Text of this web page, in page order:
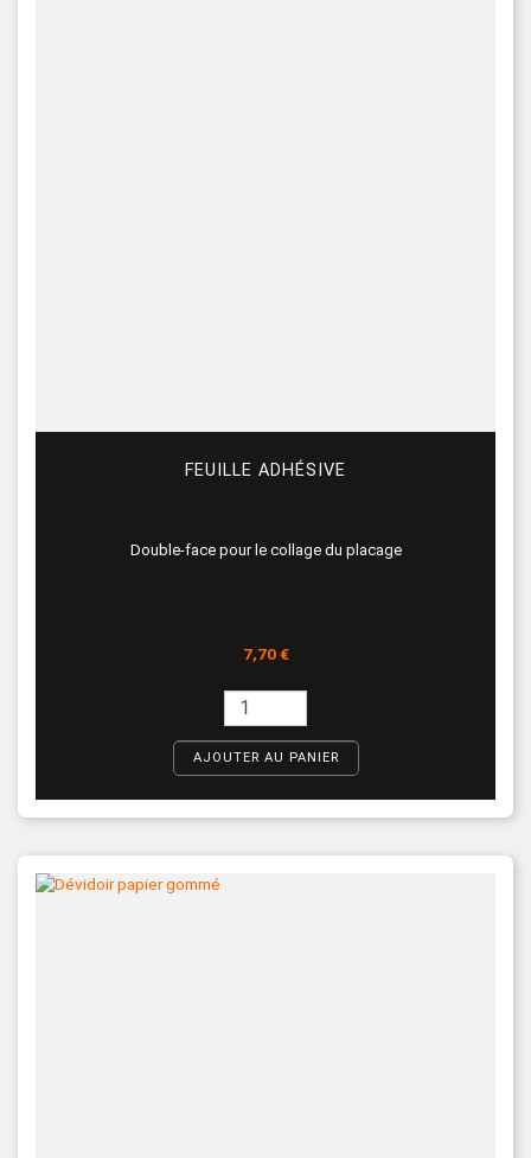
FEUILLE ADHÉSIVE
Double-face pour le collage du placage
Prix
7,70 €
AJOUTER AU PANIER